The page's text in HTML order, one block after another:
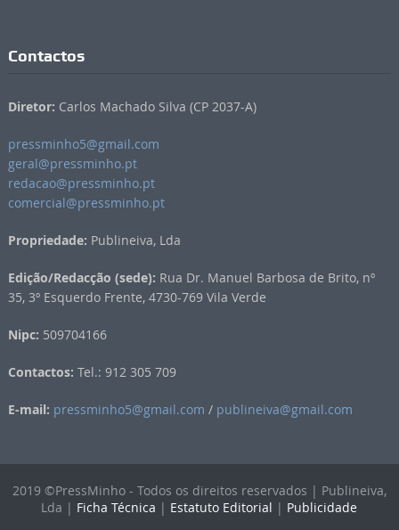
Contactos
Diretor: Carlos Machado Silva (CP 2037-A)
pressminho5@gmail.com
geral@pressminho.pt
redacao@pressminho.pt
comercial@pressminho.pt
Propriedade: Publineiva, Lda
Edição/Redacção (sede): Rua Dr. Manuel Barbosa de Brito, nº
35, 3º Esquerdo Frente, 4730-769 Vila Verde
Nipc: 509704166
Contactos: Tel.: 912 305 709
E-mail: pressminho5@gmail.com / publineiva@gmail.com
2019 ©PressMinho - Todos os direitos reservados | Publineiva,
Lda | Ficha Técnica | Estatuto Editorial | Publicidade